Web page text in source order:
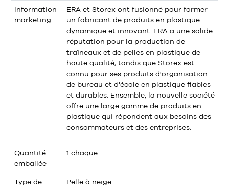
Information
marketing
ERA et Storex ont fusionné pour former
un fabricant de produits en plastique
dynamique et innovant. ERA a une solide
réputation pour la production de
traîneaux et de pelles en plastique de
haute qualité, tandis que Storex est
connu pour ses produits d'organisation
de bureau et d'école en plastique fiables
et durables. Ensemble, la nouvelle société
offre une large gamme de produits en
plastique qui répondent aux besoins des
consommateurs et des entreprises.
Quantité
emballée
1 chaque
Type de
Pelle à neige